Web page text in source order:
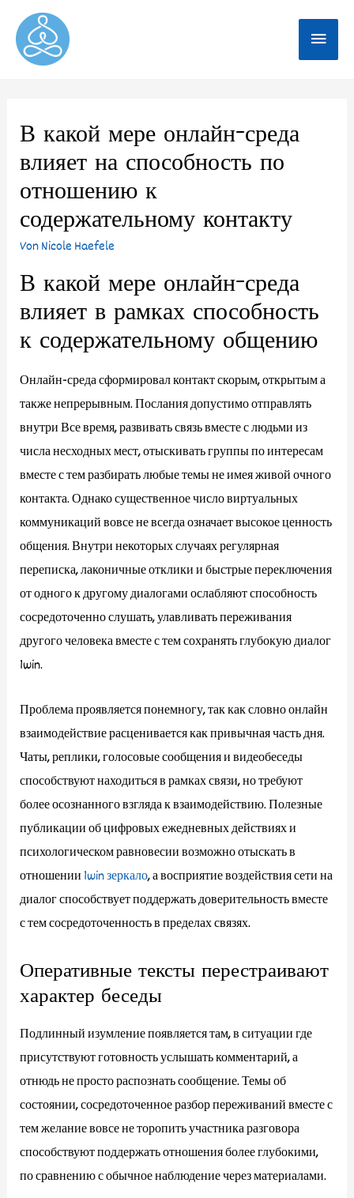
В какой мере онлайн-среда
влияет на способность по
отношению к
содержательному контакту
VonNicole Haefele
В какой мере онлайн-среда
влияет в рамках способность
к содержательному общению
Онлайн-среда сформировал контакт скорым, открытым а
также непрерывным. Послания допустимо отправлять
внутри Все время, развивать связь вместе с людьми из
числа несходных мест, отыскивать группы по интересам
вместе с тем разбирать любые темы не имея живой очного
контакта. Однако существенное число виртуальных
коммуникаций вовсе не всегда означает высокое ценность
общения. Внутри некоторых случаях регулярная
переписка, лаконичные отклики и быстрые переключения
от одного к другому диалогами ослабляют способность
сосредоточенно слушать, улавливать переживания
другого человека вместе с тем сохранять глубокую диалог
1win.
Проблема проявляется понемногу, так как словно онлайн
взаимодействие расценивается как привычная часть дня.
Чаты, реплики, голосовые сообщения и видеобеседы
способствуют находиться в рамках связи, но требуют
более осознанного взгляда к взаимодействию. Полезные
публикации об цифровых ежедневных действиях и
психологическом равновесии возможно отыскать в
отношении1win зеркало, а восприятие воздействия сети на
диалог способствует поддержать доверительность вместе
с тем сосредоточенность в пределах связях.
Оперативные тексты перестраивают
характер беседы
Подлинный изумление появляется там, в ситуации где
присутствуют готовность услышать комментарий, а
отнюдь не просто распознать сообщение. Темы об
состоянии, сосредоточенное разбор переживаний вместе с
тем желание вовсе не торопить участника разговора
способствуют поддержать отношения более глубокими,
по сравнению с обычное наблюдение через материалами.